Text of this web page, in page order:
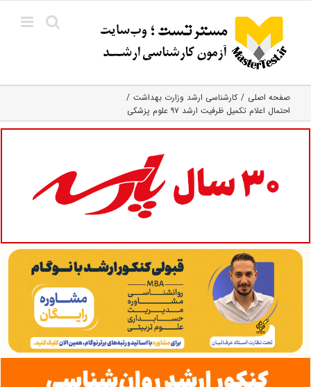
content
صفحه اصلی
کارشناسی ارشد وزارت بهداشت
احتمال اعلام تکمیل ظرفیت ارشد ۹۷ علوم پزشکی